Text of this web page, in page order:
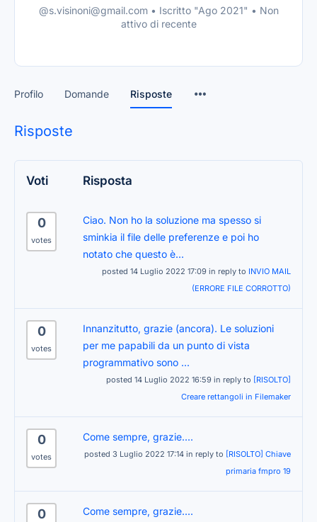
@s.visinoni@gmail.com • Iscritto "Ago 2021" • Non
attivo di recente
Profilo Domande Risposte
Risposte
Voti Risposta
0
votes
Ciao. Non ho la soluzione ma spesso si
sminkia il file delle preferenze e poi ho
notato che questo è...
posted 14 Luglio 2022 17:09 in reply to INVIO MAIL
(ERRORE FILE CORROTTO)
0
votes
Innanzitutto, grazie (ancora). Le soluzioni
per me papabili da un punto di vista
programmativo sono ...
posted 14 Luglio 2022 16:59 in reply to [RISOLTO]
Creare rettangoli in Filemaker
0
votes
Come sempre, grazie....
posted 3 Luglio 2022 17:14 in reply to [RISOLTO] Chiave
primaria fmpro 19
0 Come sempre, grazie....